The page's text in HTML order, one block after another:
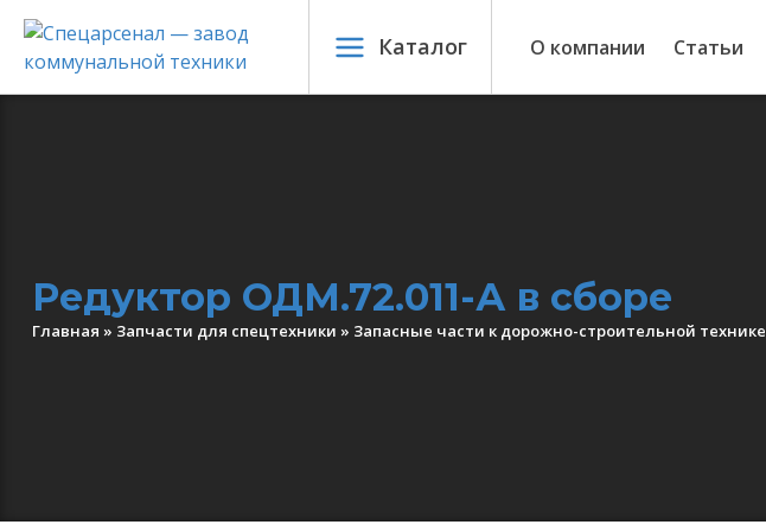
Каталог О компании Статьи
Редуктор ОДМ.72.011-А в сборе
Главная » Запчасти для спецтехники » Запасные части к дорожно-строительной технике